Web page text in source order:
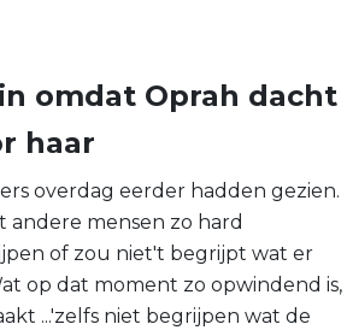
omdat Oprah dacht
haar
overdag eerder hadden gezien.
andere mensen zo hard
of zou niet't begrijpt wat er
op dat moment zo opwindend is,
...'zelfs niet begrijpen wat de